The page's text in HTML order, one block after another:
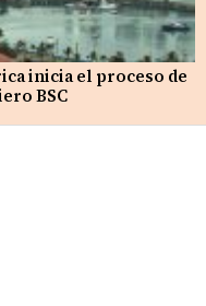
inicia el proceso de
BSC